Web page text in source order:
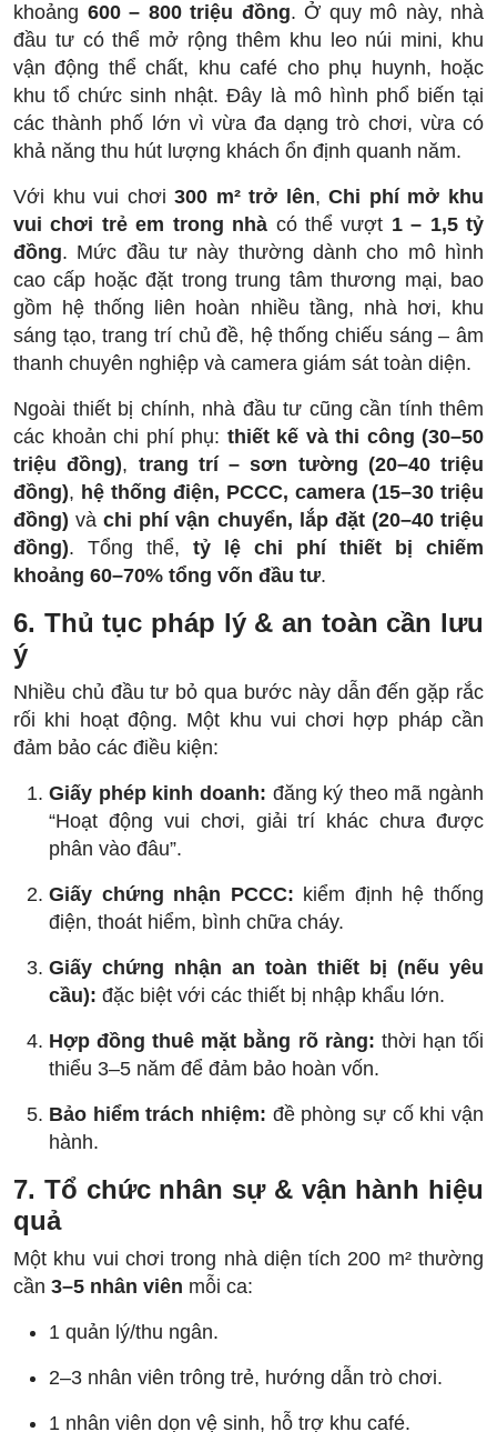
khoảng 600 – 800 triệu đồng. Ở quy mô này, nhà
đầu tư có thể mở rộng thêm khu leo núi mini, khu
vận động thể chất, khu café cho phụ huynh, hoặc
khu tổ chức sinh nhật. Đây là mô hình phổ biến tại
các thành phố lớn vì vừa đa dạng trò chơi, vừa có
khả năng thu hút lượng khách ổn định quanh năm.
Với khu vui chơi300 m² trở lên,Chi phí mở khu
vui chơi trẻ em trong nhà có thể vượt 1 – 1,5 tỷ
đồng. Mức đầu tư này thường dành cho mô hình
cao cấp hoặc đặt trong trung tâm thương mại, bao
gồm hệ thống liên hoàn nhiều tầng, nhà hơi, khu
sáng tạo, trang trí chủ đề, hệ thống chiếu sáng – âm
thanh chuyên nghiệp và camera giám sát toàn diện.
Ngoài thiết bị chính, nhà đầu tư cũng cần tính thêm
các khoản chi phí phụ: thiết kế và thi công (30–50
triệu đồng), trang trí – sơn tường (20–40 triệu
đồng), hệ thống điện, PCCC, camera (15–30 triệu
đồng) vàchi phí vận chuyển, lắp đặt (20–40 triệu
đồng). Tổng thể, tỷ lệ chi phí thiết bị chiếm
khoảng 60–70% tổng vốn đầu tư.
6. Thủ tục pháp lý & an toàn cần lưu
ý
Nhiều chủ đầu tư bỏ qua bước này dẫn đến gặp rắc
rối khi hoạt động. Một khu vui chơi hợp pháp cần
đảm bảo các điều kiện:
Giấy phép kinh doanh: đăng ký theo mã ngành
“Hoạt động vui chơi, giải trí khác chưa được
phân vào đâu”.
Giấy chứng nhận PCCC: kiểm định hệ thống
điện, thoát hiểm, bình chữa cháy.
Giấy chứng nhận an toàn thiết bị (nếu yêu
cầu): đặc biệt với các thiết bị nhập khẩu lớn.
Hợp đồng thuê mặt bằng rõ ràng: thời hạn tối
thiểu 3–5 năm để đảm bảo hoàn vốn.
Bảo hiểm trách nhiệm: đề phòng sự cố khi vận
hành.
7. Tổ chức nhân sự & vận hành hiệu
quả
Một khu vui chơi trong nhà diện tích 200 m² thường
cần 3–5 nhân viên mỗi ca:
1 quản lý/thu ngân.
2–3 nhân viên trông trẻ, hướng dẫn trò chơi.
1 nhân viên dọn vệ sinh, hỗ trợ khu café.